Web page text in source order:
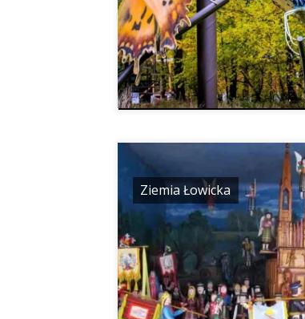
Ziemia Łowicka